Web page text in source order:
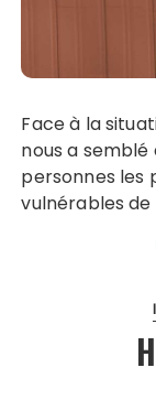
Face à la situation inédite qui s’impose à nous, il
nous a semblé
personnes les
vulnérables